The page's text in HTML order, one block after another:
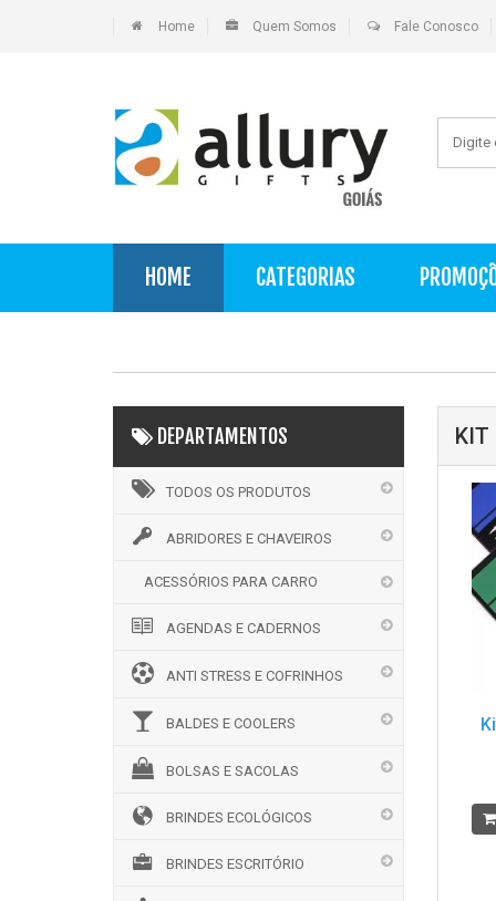
Home Quem Somos Fale Conosco
HOME CATEGORIAS
DEPARTAMENTOS
TODOS OS PRODUTOS
ABRIDORES E CHAVEIROS
ACESSÓRIOS PARA CARRO
AGENDAS E CADERNOS
ANTI STRESS E COFRINHOS
BALDES E COOLERS
BOLSAS E SACOLAS
BRINDES ECOLÓGICOS
BRINDES ESCRITÓRIO
KIT